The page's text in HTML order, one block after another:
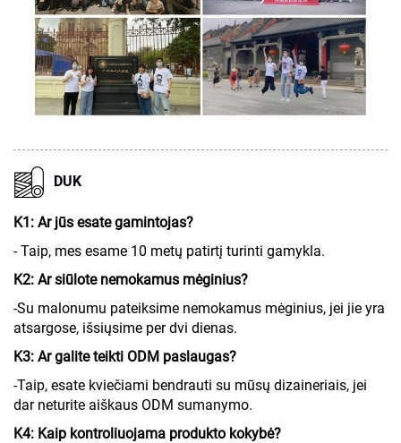
DUK
K1: Ar jūs esate gamintojas?
- Taip, mes esame 10 metų patirtį turinti gamykla.
K2: Ar siūlote nemokamus mėginius?
-Su malonumu pateiksime nemokamus mėginius, jei jie yra
atsargose, išsiųsime per dvi dienas.
K3: Ar galite teikti ODM paslaugas?
-Taip, esate kviečiami bendrauti su mūsų dizaineriais, jei
dar neturite aiškaus ODM sumanymo.
K4: Kaip kontroliuojama produkto kokybė?